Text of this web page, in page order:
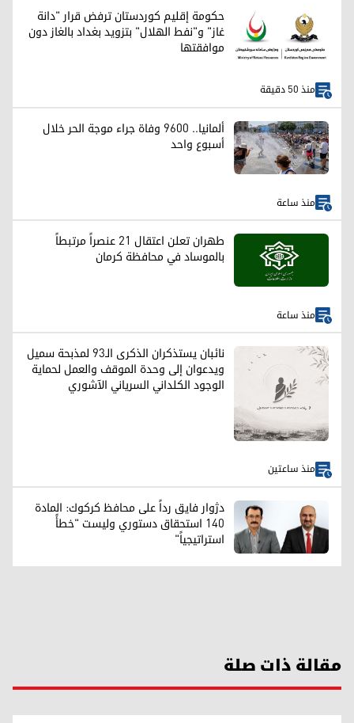
حكومة إقليم كوردستان ترفض قرار "دانة
غاز" و"نفط الهلال" بتزويد بغداد بالغاز دون
موافقتها
منذ 50 دقيقة
ألمانيا.. 9600 وفاة جراء موجة الحر خلال
أسبوع واحد
منذ ساعة
طهران تعلن اعتقال 21 عنصراً مرتبطاً
بالموساد في محافظة كرمان
منذ ساعة
نائبان يستذكران الذكرى الـ93 لمذبحة سميل
ويدعوان إلى وحدة الموقف والعمل لحماية
الوجود الكلداني السرياني الآشوري
منذ ساعتين
دژوار فايق رداً على محافظ كركوك: المادة
140 استحقاق دستوري وليست "خطأً
استراتيجياً"
مقالة ذات صلة